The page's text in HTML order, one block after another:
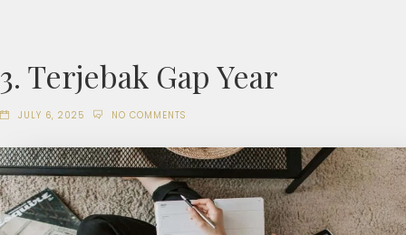
3. Terjebak Gap Year
JULY 6, 2025 NO COMMENTS